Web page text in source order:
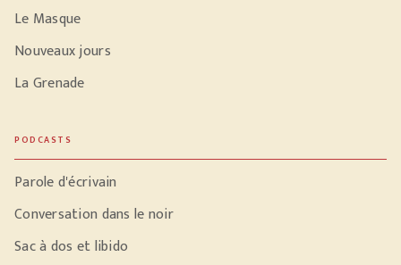
Le Masque
Nouveaux jours
La Grenade
PODCASTS
Parole d'écrivain
Conversation dans le noir
Sac à dos et libido